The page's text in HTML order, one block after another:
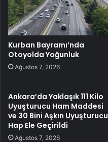
Kurban Bayramı’nda
Otoyolda Yoğunluk
Ağustos 7, 2026
Ankara’da Yaklaşık 111 Kilo
Uyuşturucu Ham Maddesi
ve 30 Bini Aşkın Uyuşturucu
Hap Ele Geçirildi
Ağustos 7, 2026